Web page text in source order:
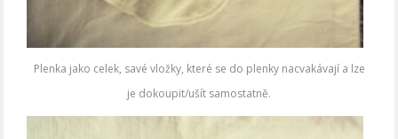
Plenka jako celek, savé vložky, které se do plenky nacvakávají a lze
je dokoupit/ušít samostatně.